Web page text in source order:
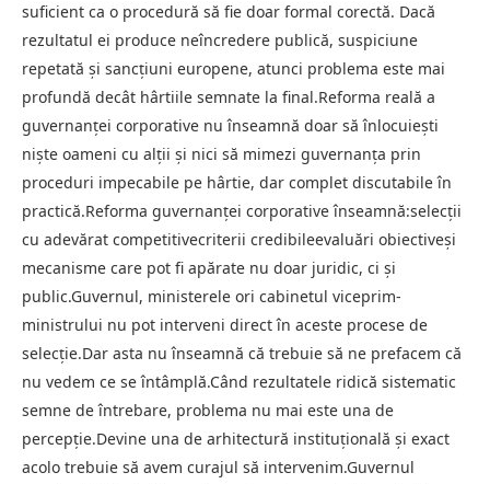
suficient ca o procedură să fie doar formal corectă. Dacă
rezultatul ei produce neîncredere publică, suspiciune
repetată și sancțiuni europene, atunci problema este mai
profundă decât hârtiile semnate la final.Reforma reală a
guvernanței corporative nu înseamnă doar să înlocuiești
niște oameni cu alții și nici să mimezi guvernanța prin
proceduri impecabile pe hârtie, dar complet discutabile în
practică.Reforma guvernanței corporative înseamnă:selecții
cu adevărat competitivecriterii credibileevaluări obiectiveși
mecanisme care pot fi apărate nu doar juridic, ci și
public.Guvernul, ministerele ori cabinetul viceprim-
ministrului nu pot interveni direct în aceste procese de
selecție.Dar asta nu înseamnă că trebuie să ne prefacem că
nu vedem ce se întâmplă.Când rezultatele ridică sistematic
semne de întrebare, problema nu mai este una de
percepție.Devine una de arhitectură instituțională și exact
acolo trebuie să avem curajul să intervenim.Guvernul